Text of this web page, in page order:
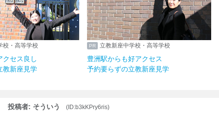
校・高等学校
クセス良し
教新座見学
立教新座中学校・高等学校
豊洲駅からも好アクセス
予約要らずの立教新座見学
投稿者: そういう
(ID:b3kKPry6ris)